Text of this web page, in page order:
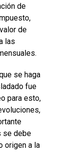
de
de
las
se haga
fue
para esto,
se debe
origen a la